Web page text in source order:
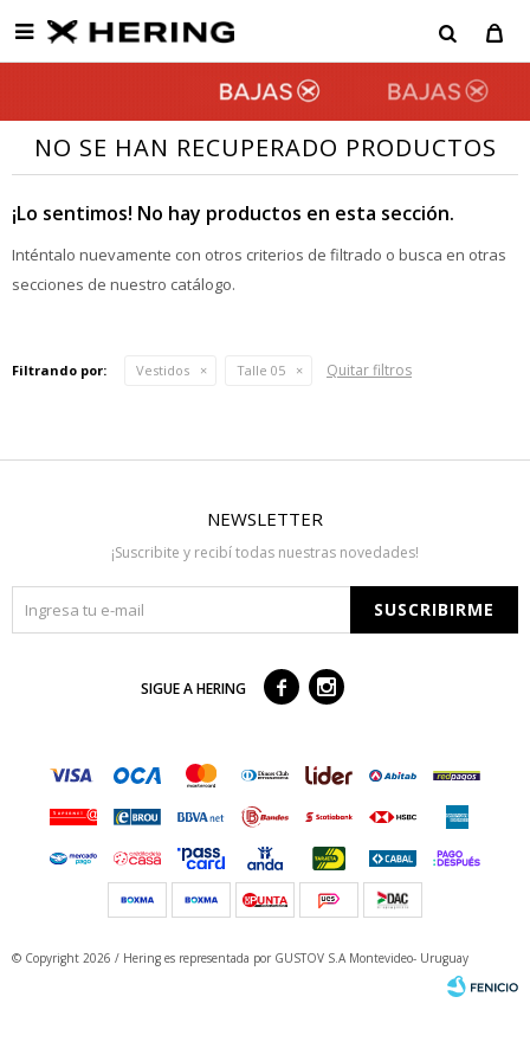

NO SE HAN RECUPERADO PRODUCTOS
¡Lo sentimos! No hay productos en esta sección.
Inténtalo nuevamente con otros criterios de filtrado o busca en otras
secciones de nuestro catálogo.
Filtrando por: Vestidos Talle 05 Quitar filtros
NEWSLETTER
¡Suscribite y recibí todas nuestras novedades!
SUSCRIBIRME
SIGUE A HERING  
© Copyright 2026 / Hering es representada por GUSTOV S.A Montevideo- Uruguay